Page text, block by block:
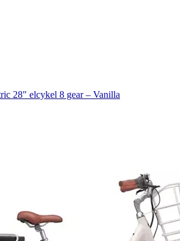
28" elcykel 8 gear – Vanilla